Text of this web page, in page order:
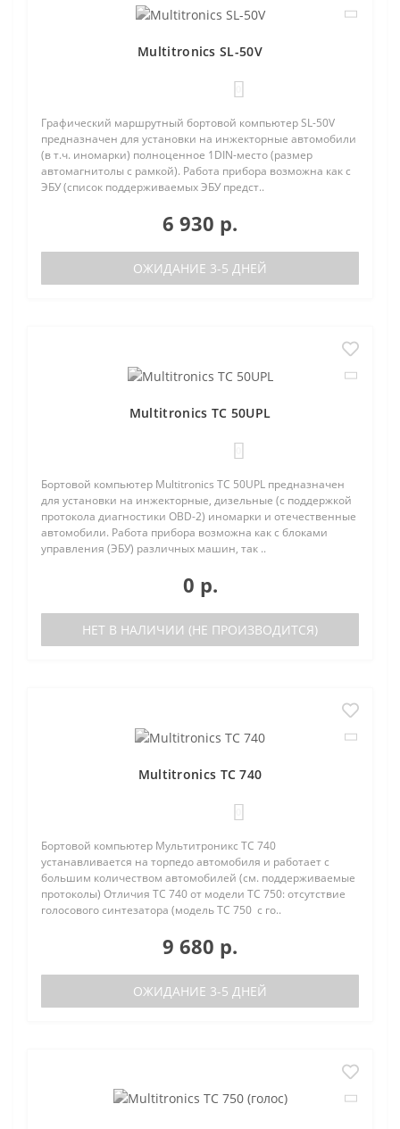
Multitronics SL-50V
Графический маршрутный бортовой компьютер SL-50V
предназначен для установки на инжекторные автомобили
(в т.ч. иномарки) полноценное 1DIN-место (размер
автомагнитолы с рамкой). Работа прибора возможна как с
ЭБУ (список поддерживаемых ЭБУ предст..
6 930 р.
ОЖИДАНИЕ 3-5 ДНЕЙ
Multitronics TC 50UPL
Бортовой компьютер Multitronics TC 50UPL предназначен
для установки на инжекторные, дизельные (с поддержкой
протокола диагностики OBD-2) иномарки и отечественные
автомобили. Работа прибора возможна как с блоками
управления (ЭБУ) различных машин, так ..
0 р.
НЕТ В НАЛИЧИИ (НЕ ПРОИЗВОДИТСЯ)
Multitronics TC 740
Бортовой компьютер Мультитроникс TC 740
устанавливается на торпедо автомобиля и работает с
большим количеством автомобилей (см. поддерживаемые
протоколы) Отличия TC 740 от модели TC 750: отсутствие
голосового синтезатора (модель TC 750 с го..
9 680 р.
ОЖИДАНИЕ 3-5 ДНЕЙ